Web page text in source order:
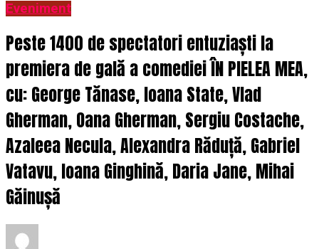
Eveniment
Peste 1400 de spectatori entuziaști la
premiera de gală a comediei ÎN PIELEA MEA,
cu: George Tănase, Ioana State, Vlad
Gherman, Oana Gherman, Sergiu Costache,
Azaleea Necula, Alexandra Răduță, Gabriel
Vatavu, Ioana Ginghină, Daria Jane, Mihai
Găinușă